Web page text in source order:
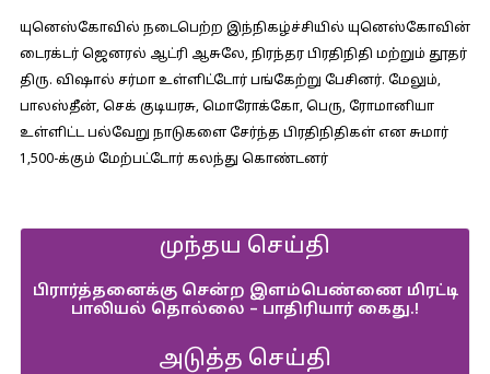
யுனெஸ்கோவில் நடைபெற்ற இந்நிகழ்ச்சியில் யுனெஸ்கோவின்
டைரக்டர் ஜெனரல் ஆட்ரி ஆசுலே, நிரந்தர பிரதிநிதி மற்றும் தூதர்
திரு. விஷால் சர்மா உள்ளிட்டோர் பங்கேற்று பேசினர். மேலும்,
பாலஸ்தீன், செக் குடியரசு, மொரோக்கோ, பெரு, ரோமானியா
உள்ளிட்ட பல்வேறு நாடுகளை சேர்ந்த பிரதிநிதிகள் என சுமார்
1,500-க்கும் மேற்பட்டோர் கலந்து கொண்டனர்
முந்தய செய்தி
பிரார்த்தனைக்கு சென்ற இளம்பெண்ணை மிரட்டி
பாலியல் தொல்லை – பாதிரியார் கைது.!
அடுத்த செய்தி